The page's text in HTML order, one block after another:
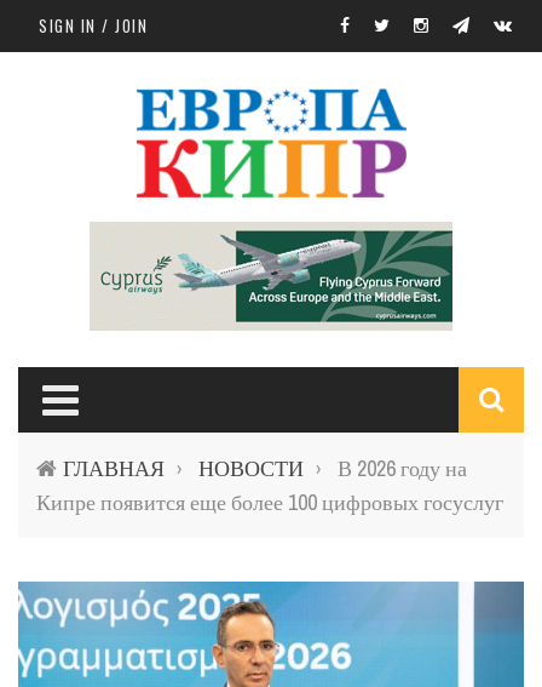
Skip to main content
SIGN IN / JOIN
ГЛАВНАЯ › НОВОСТИ ›
В 2026 году на
Кипре появится еще более 100 цифровых госуслуг